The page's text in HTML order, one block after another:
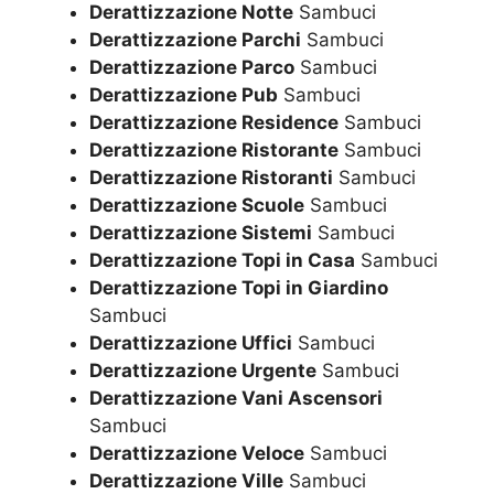
Derattizzazione Notte Sambuci
Derattizzazione Parchi Sambuci
Derattizzazione Parco Sambuci
Derattizzazione Pub Sambuci
Derattizzazione Residence Sambuci
Derattizzazione Ristorante Sambuci
Derattizzazione Ristoranti Sambuci
Derattizzazione Scuole Sambuci
Derattizzazione Sistemi Sambuci
Derattizzazione Topi in Casa Sambuci
Derattizzazione Topi in Giardino
Sambuci
Derattizzazione Uffici Sambuci
Derattizzazione Urgente Sambuci
Derattizzazione Vani Ascensori
Sambuci
Derattizzazione Veloce Sambuci
Derattizzazione Ville Sambuci